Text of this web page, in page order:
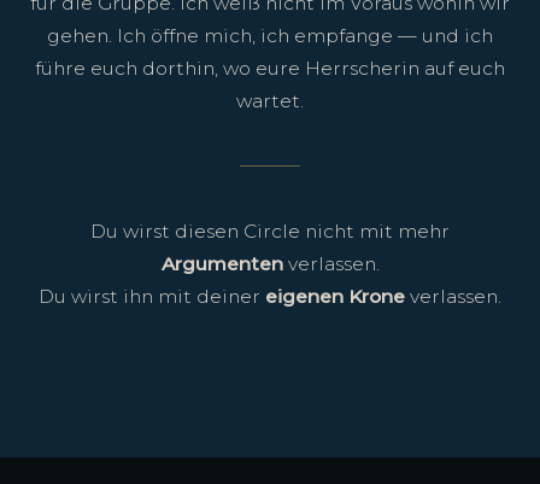
gehen. Ich öffne mich, ich empfange — und ich
führe euch dorthin, wo eure Herrscherin auf euch
wartet.
Du wirst diesen Circle nicht mit mehr
Argumentenverlassen.
Du wirst ihn mit deiner eigenen Krone verlassen.